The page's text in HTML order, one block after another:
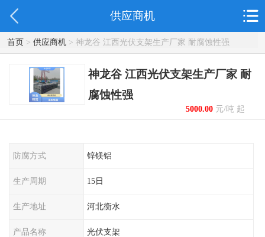
供应商机
首页> 供应商机> 神龙谷 江西光伏支架生产厂家 耐腐蚀性强
神龙谷 江西光伏支架生产厂家 耐
腐蚀性强
5000.00元/吨 起
防腐方式 锌镁铝
生产周期 15日
生产地址 河北衡水
产品名称 光伏支架